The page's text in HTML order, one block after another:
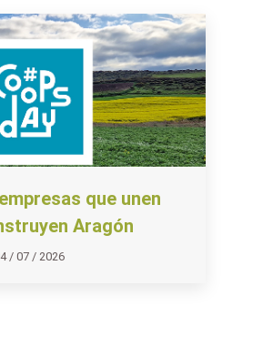
que unen
Aragón
/ 07 / 2026